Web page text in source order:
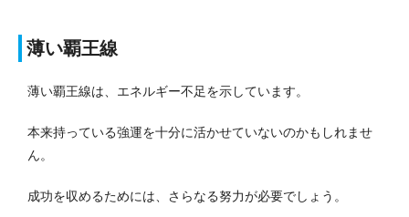
薄い覇王線
薄い覇王線は、エネルギー不足を示しています。
本来持っている強運を十分に活かせていないのかもしれませ
ん。
成功を収めるためには、さらなる努力が必要でしょう。